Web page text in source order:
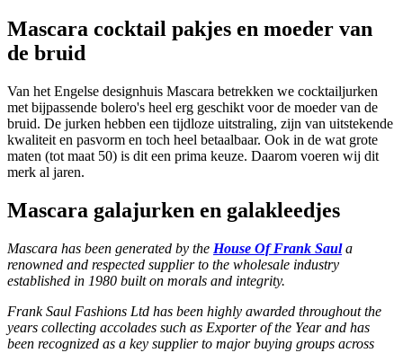
Mascara cocktail pakjes en moeder van
de bruid
Van het Engelse designhuis Mascara betrekken we cocktailjurken
met bijpassende bolero's heel erg geschikt voor de moeder van de
bruid. De jurken hebben een tijdloze uitstraling, zijn van uitstekende
kwaliteit en pasvorm en toch heel betaalbaar. Ook in de wat grote
maten (tot maat 50) is dit een prima keuze. Daarom voeren wij dit
merk al jaren.
Mascara galajurken en galakleedjes
Mascara has been generated by the House Of Frank Saula
renowned and respected supplier to the wholesale industry
established in 1980 built on morals and integrity.
Frank Saul Fashions Ltd has been highly awarded throughout the
years collecting accolades such as Exporter of the Year and has
been recognized as a key supplier to major buying groups across